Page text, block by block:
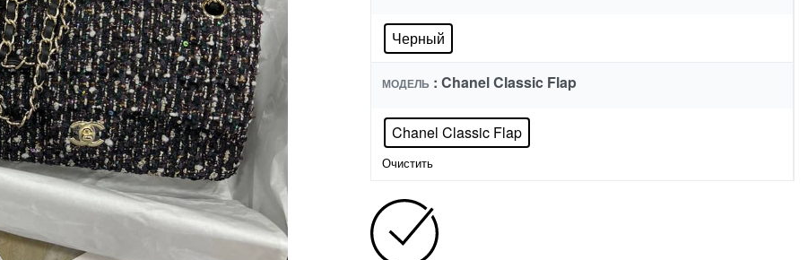
Черный
МОДЕЛЬ : Chanel Classic Flap
Chanel Classic Flap
Очистить